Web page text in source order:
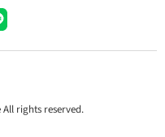
LINE
で
見
てrights reserved.